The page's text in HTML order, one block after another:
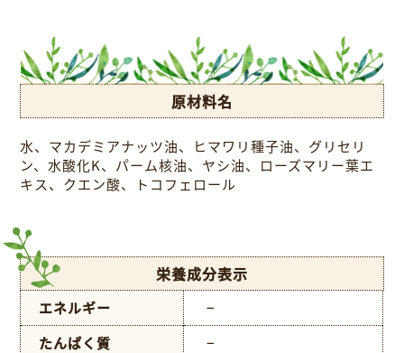
原材料名
水、マカデミアナッツ油、ヒマワリ種子油、グリセリ
ン、水酸化K、パーム核油、ヤシ油、ローズマリー葉エ
キス、クエン酸、トコフェロール
栄養成分表示
エネルギー
−
たんぱく質
−